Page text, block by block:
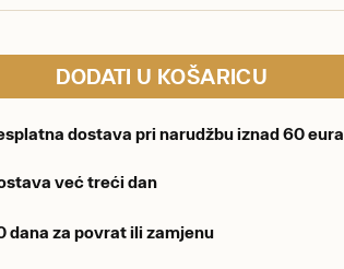
DODATI U KOŠARICU
dostava pri narudžbu iznad 60 eura
već treći dan
dana za povrat ili zamjenu